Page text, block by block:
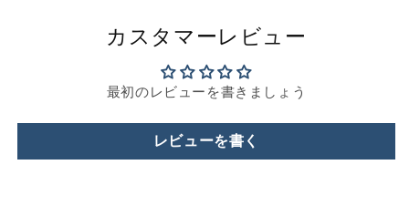
カスタマーレビュー
最初のレビューを書きましょう
レビューを書く